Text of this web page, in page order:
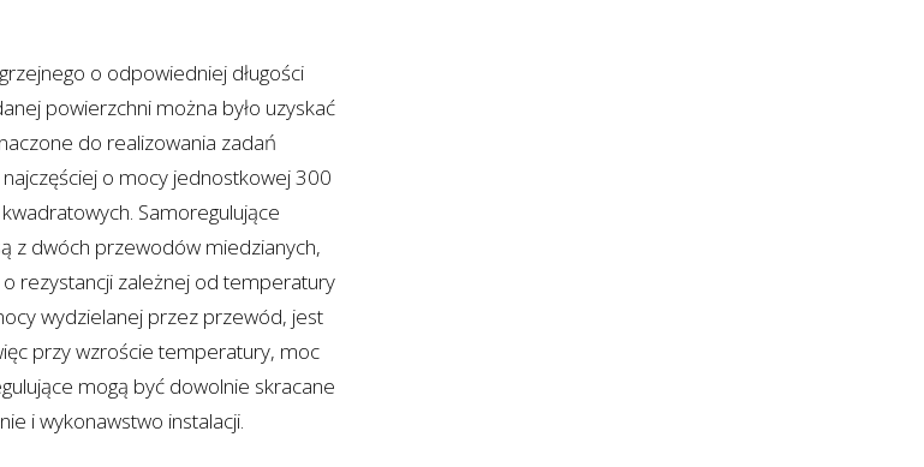
o odpowiedniej długości
powierzchni można było uzyskać
do realizowania zadań
o mocy jednostkowej 300
Samoregulujące
z dwóch przewodów miedzianych,
rezystancji zależnej od temperatury
wydzielanej przez przewód, jest
przy wzroście temperatury, moc
mogą być dowolnie skracane
i wykonawstwo instalacji.